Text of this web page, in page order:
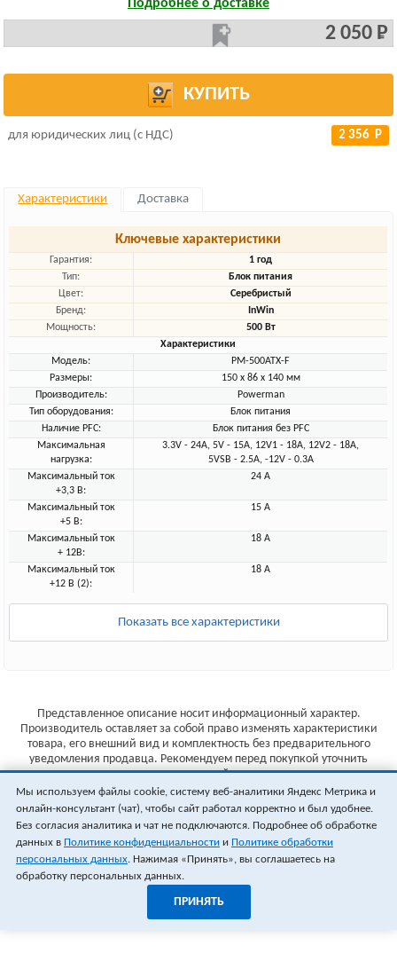
Подробнее о доставке
2 050 Р
КУПИТЬ
для юридических лиц (с НДС) 2 356 Р
Характеристики Доставка
Ключевые характеристики
Гарантия:
1 год
Тип:
Блок питания
Цвет:
Серебристый
Бренд:
InWin
Мощность:
500 Вт
Характеристики
Модель:
PM-500ATX-F
Размеры:
150 х 86 х 140 мм
Производитель:
Powerman
Тип оборудования:
Блок питания
Наличие PFC:
Блок питания без PFC
Максимальная
нагрузка:
3.3V - 24A, 5V - 15A, 12V1 - 18A, 12V2 - 18A,
5VSB - 2.5A, -12V - 0.3A
Максимальный ток
+3,3 В:
24 A
Максимальный ток
+5 В:
15 A
Максимальный ток
+ 12В:
18 A
Максимальный ток
+12 В (2):
18 А
Показать все характеристики
Представленное описание носит информационный характер.
Производитель оставляет за собой право изменять характеристики
товара, его внешний вид и комплектность без предварительного
уведомления продавца. Рекомендуем перед покупкой уточнить
характеристики товара на сайте производителя.
Указанные цены не являются публичной офертой (ст.435 ГК РФ).
Стоимость и наличие товара уточняйте у менеджера.
Мы используем файлы cookie, систему веб-аналитики Яндекс Метрика и
онлайн-консультант (чат), чтобы сайт работал корректно и был удобнее.
Без согласия аналитика и чат не подключаются. Подробнее об обработке
данных в Политике конфиденциальности и Политике обработки
персональных данных. Нажимая «Принять», вы соглашаетесь на
обработку персональных данных.
ПРИНЯТЬ